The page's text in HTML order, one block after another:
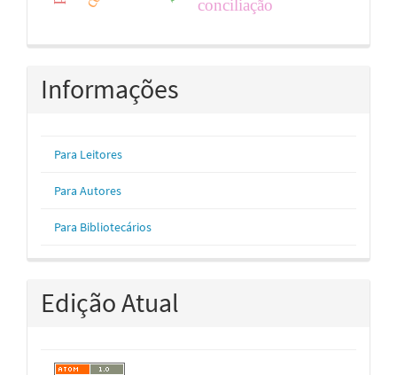
conciliação
Informações
Para Leitores
Para Autores
Para Bibliotecários
Edição Atual